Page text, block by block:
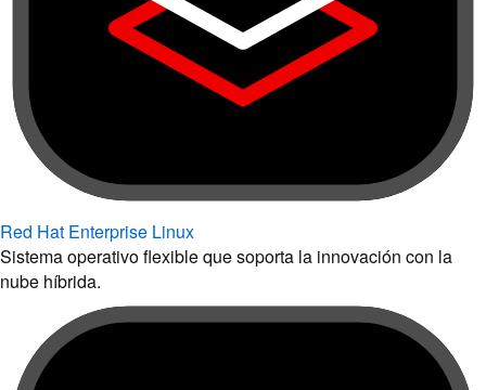
Red Hat Enterprise Linux
Sistema operativo flexible que soporta la innovación con la
nube híbrida.